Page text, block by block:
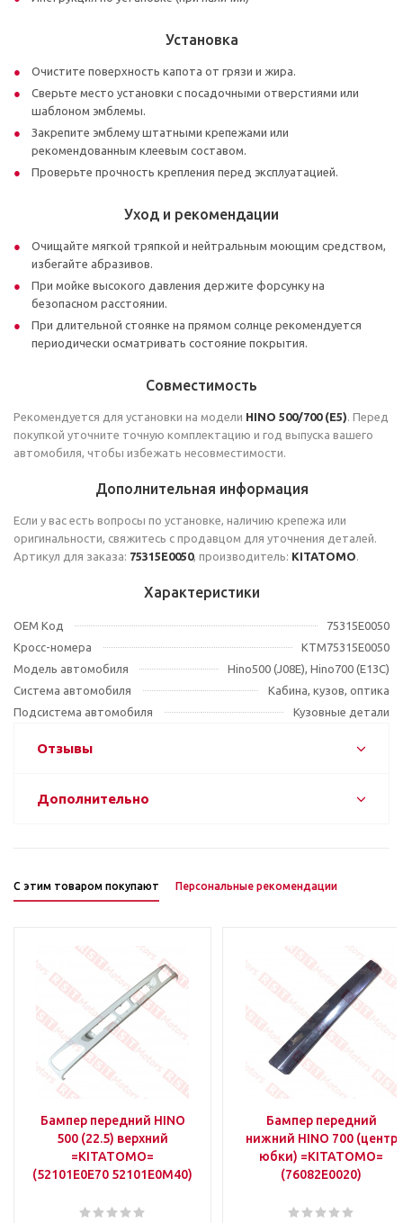
Установка
Очистите поверхность капота от грязи и жира.
Сверьте место установки с посадочными отверстиями или
шаблоном эмблемы.
Закрепите эмблему штатными крепежами или
рекомендованным клеевым составом.
Проверьте прочность крепления перед эксплуатацией.
Уход и рекомендации
Очищайте мягкой тряпкой и нейтральным моющим средством,
избегайте абразивов.
При мойке высокого давления держите форсунку на
безопасном расстоянии.
При длительной стоянке на прямом солнце рекомендуется
периодически осматривать состояние покрытия.
Совместимость
Рекомендуется для установки на модели HINO 500/700 (Е5). Перед
покупкой уточните точную комплектацию и год выпуска вашего
автомобиля, чтобы избежать несовместимости.
Дополнительная информация
Если у вас есть вопросы по установке, наличию крепежа или
оригинальности, свяжитесь с продавцом для уточнения деталей.
Артикул для заказа: 75315E0050, производитель: KITATOMO.
Характеристики
OEM Код
75315E0050
Кросс-номера
KTM75315E0050
Модель автомобиля
Hino500 (J08E), Hino700 (E13C)
Система автомобиля
Кабина, кузов, оптика
Подсистема автомобиля
Кузовные детали
Отзывы
Дополнительно
С этим товаром покупают Персональные рекомендации
Бампер передний HINO
500 (22.5) верхний
=KITATOMO=
(52101E0E70 52101E0M40)
Бампер передний
нижний HINO 700 (центр
юбки) =KITATOMO=
(76082E0020)